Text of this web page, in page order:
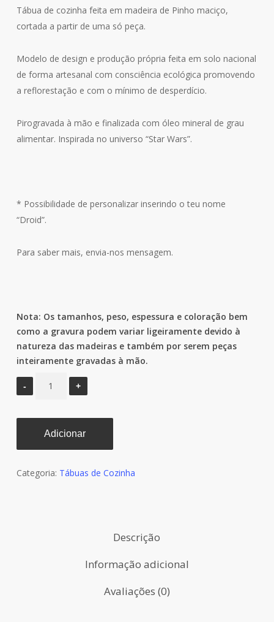
Tábua de cozinha feita em madeira de Pinho maciço,
cortada a partir de uma só peça.
Modelo de design e produção própria feita em solo nacional
de forma artesanal com consciência ecológica promovendo
a reflorestação e com o mínimo de desperdício.
Pirogravada à mão e finalizada com óleo mineral de grau
alimentar. Inspirada no universo “Star Wars”.
* Possibilidade de personalizar inserindo o teu nome
“Droid”.
Para saber mais, envia-nos mensagem.
Nota: Os tamanhos, peso, espessura e coloração bem
como a gravura podem variar ligeiramente devido à
natureza das madeiras e também por serem peças
inteiramente gravadas à mão.
Adicionar
Categoria: Tábuas de Cozinha
Descrição
Informação adicional
Avaliações (0)
não são
opcionais.
Elas são
website
De modo a
que possamos
melhorar a
funcionalidade
website,
baseado na
Experiência
De forma a que